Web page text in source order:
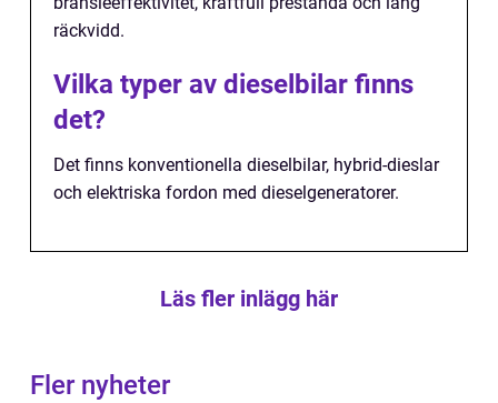
räckvidd.
Vilka typer av dieselbilar finns
det?
Det finns konventionella dieselbilar, hybrid-dieslar
och elektriska fordon med dieselgeneratorer.
Läs fler inlägg här
Fler nyheter